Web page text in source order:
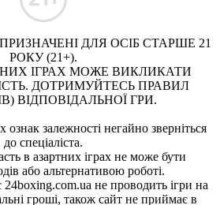
ДЛЯ ОСІБ СТАРШЕ 21
РОКУ (21+).
ІГРАХ МОЖЕ ВИКЛИКАТИ
ДОТРИМУЙТЕСЬ ПРАВИЛ
ВІДПОВІДАЛЬНОЇ ГРИ.
залежності негайно зверніться
до спеціаліста.
в азартних іграх не може бути
або альтернативою роботі.
не проводить ігри на
гроші, також сайт не приймає в